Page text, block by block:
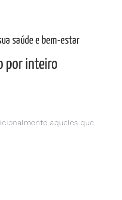
saúde e bem-estar
por inteiro
aqueles que